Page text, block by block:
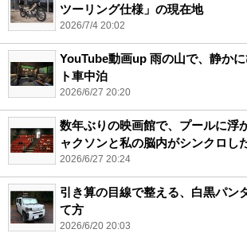
ツーリング仕様」の現在地
2026/7/4 20:02
YouTube動画up 雨の山で、静か
ト車中泊
2026/6/27 20:20
数年ぶりの映画館で、プールに浮
ャクソンと私の脳内がシンクロし
2026/6/27 20:24
引き算の目線で整える、白黒パン
て方
2026/6/20 20:03